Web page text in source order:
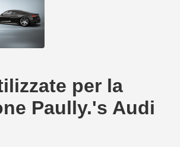
per la
Paully.'s Audi